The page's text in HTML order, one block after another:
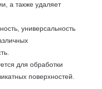
а также удаляет
универсальность
для обработки
поверхностей.